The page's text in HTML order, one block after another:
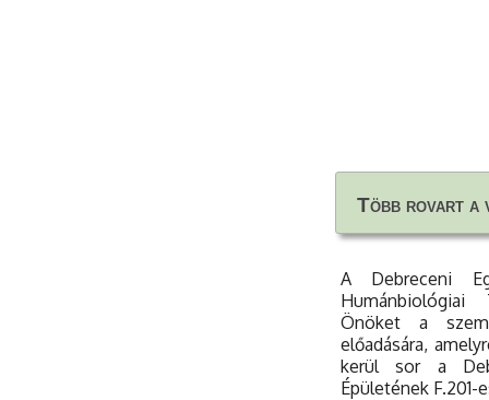
Több rovart a
Több rovart a
A Debreceni
Humánbiológiai
Önöket a
előadására,
kerül sor a
Épületének F.201-